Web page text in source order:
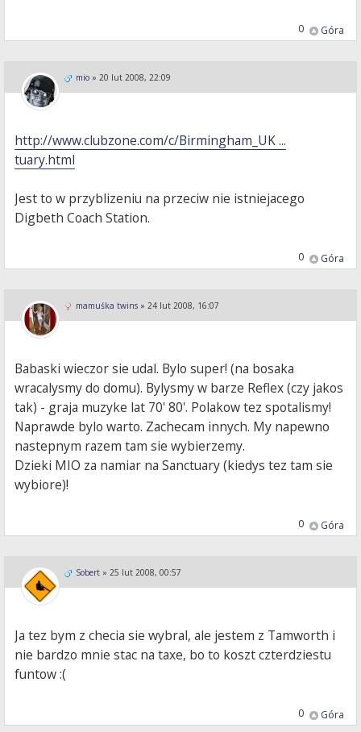
Góra
0
mio » 20 lut 2008, 22:09
http://www.clubzone.com/c/Birmingham_UK ...
tuary.html
Jest to w przyblizeniu na przeciw nie istniejacego
Digbeth Coach Station.
Góra
0
mamuśka twins » 24 lut 2008, 16:07
Babaski wieczor sie udal. Bylo super! (na bosaka
wracalysmy do domu). Bylysmy w barze Reflex (czy jakos
tak) - graja muzyke lat 70' 80'. Polakow tez spotalismy!
Naprawde bylo warto. Zachecam innych. My napewno
nastepnym razem tam sie wybierzemy.
Dzieki MIO za namiar na Sanctuary (kiedys tez tam sie
wybiore)!
Góra
0
Sobert » 25 lut 2008, 00:57
Ja tez bym z checia sie wybral, ale jestem z Tamworth i
nie bardzo mnie stac na taxe, bo to koszt czterdziestu
funtow :(
Góra
0